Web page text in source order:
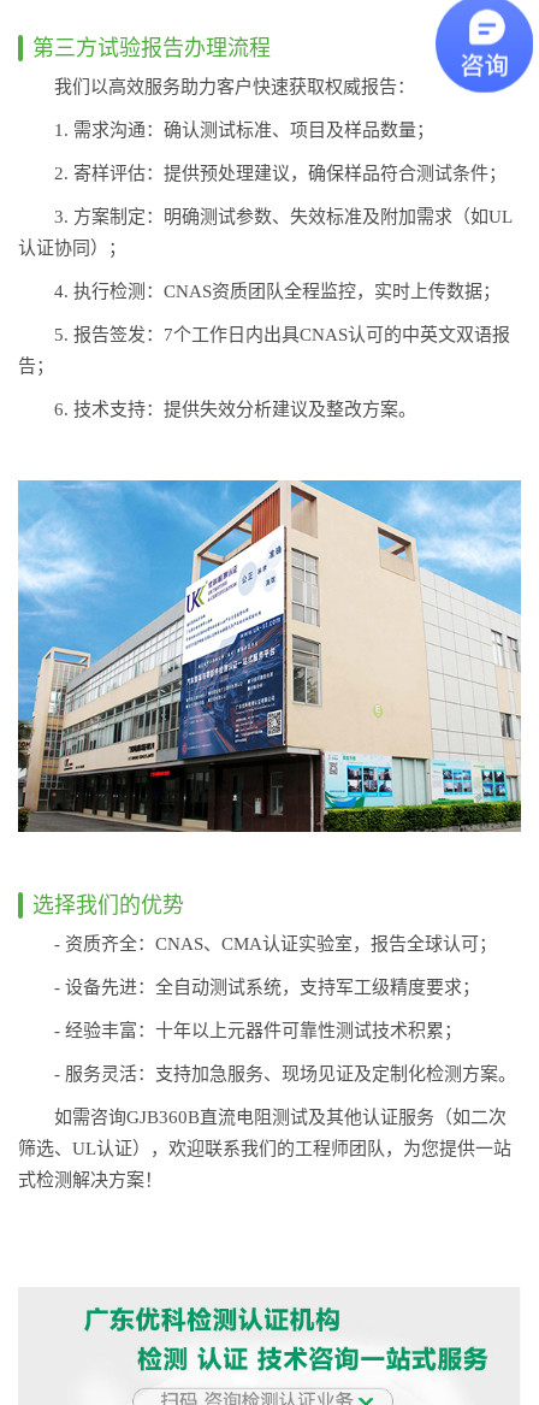
第三方试验报告办理流程
我们以高效服务助力客户快速获取权威报告：
1. 需求沟通：确认测试标准、项目及样品数量；
2. 寄样评估：提供预处理建议，确保样品符合测试条件；
3. 方案制定：明确测试参数、失效标准及附加需求（如UL
认证协同）；
4. 执行检测：CNAS资质团队全程监控，实时上传数据；
5. 报告签发：7个工作日内出具CNAS认可的中英文双语报
告；
6. 技术支持：提供失效分析建议及整改方案。
选择我们的优势
- 资质齐全：CNAS、CMA认证实验室，报告全球认可；
- 设备先进：全自动测试系统，支持军工级精度要求；
- 经验丰富：十年以上元器件可靠性测试技术积累；
- 服务灵活：支持加急服务、现场见证及定制化检测方案。
如需咨询GJB360B直流电阻测试及其他认证服务（如二次
筛选、UL认证），欢迎联系我们的工程师团队，为您提供一站
式检测解决方案！